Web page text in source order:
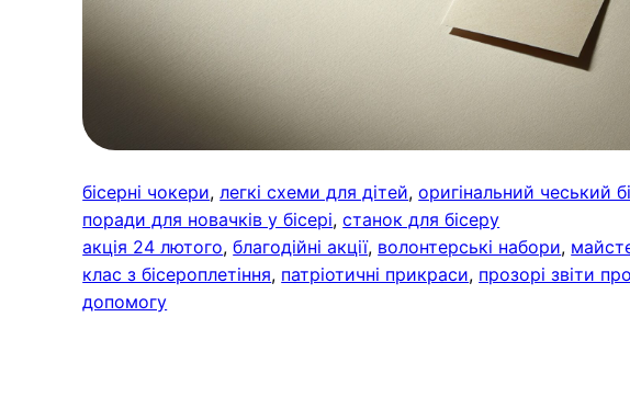
бісерні чокери, легкі схеми для дітей, оригінальний чеський
поради для новачків у бісері, станок для бісеру
акція 24 лютого, благодійні акції, волонтерські набори,
клас з бісероплетіння, патріотичні прикраси, прозорі звіти про
допомогу